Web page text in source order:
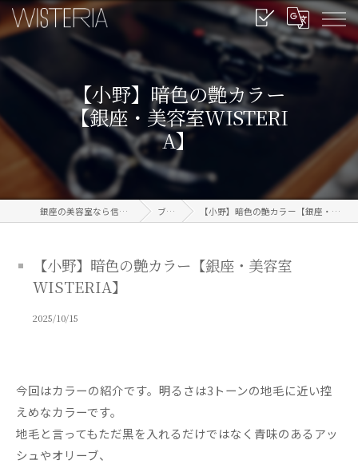
【小野】暗色の艶カラー
【銀座・美容室WISTERI
A】
銀座の美容室なら信頼のWISTERIA ブログ 【小野】暗色の艶カラー【銀座・美容室WISTERIA】
【小野】暗色の艶カラー【銀座・美容室
WISTERIA】
2025/10/15
今回はカラーの紹介です。明るさは3トーンの地毛に近い控
えめなカラーです。
地毛と言ってもただ黒を入れるだけではなく青味のあるアッ
シュやオリーブ、